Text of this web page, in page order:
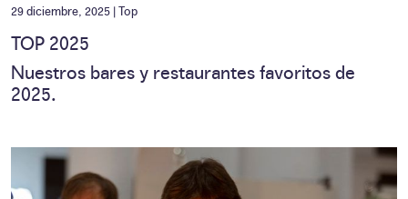
29 diciembre, 2025 |Top
TOP 2025
Nuestros bares y restaurantes favoritos de
2025.